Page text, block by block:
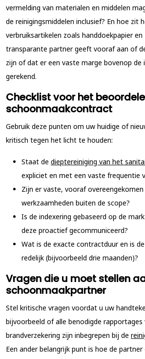
vermelding van materialen en middelen
de reinigingsmiddelen inclusief? En hoe zit
verbruiksartikelen zoals handdoekpapier en
transparante partner geeft vooraf aan of
zijn of dat er een vaste marge bovenop
gerekend.
Checklist voor het
schoonmaakcontract
Gebruik deze punten om uw huidige of
kritisch tegen het licht te houden:
Staat de dieptereiniging van het
expliciet en met een vaste frequentie
Zijn er vaste, vooraf
werkzaamheden buiten de scope?
Is de indexering gebaseerd op de
deze proactief gecommuniceerd?
Wat is de exacte contractduur en is
redelijk (bijvoorbeeld drie maanden)?
Vragen die u moet stellen
schoonmaakpartner
Stel kritische vragen voordat u uw
bijvoorbeeld of alle benodigde rapportages
brandverzekering zijn inbegrepen bij de
Een ander belangrijk punt is hoe de